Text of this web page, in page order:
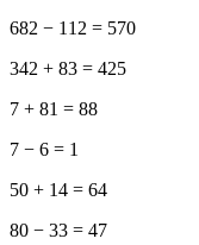
682 − 112 = 570
342 + 83 = 425
7 + 81 = 88
7 − 6 = 1
50 + 14 = 64
80 − 33 = 47